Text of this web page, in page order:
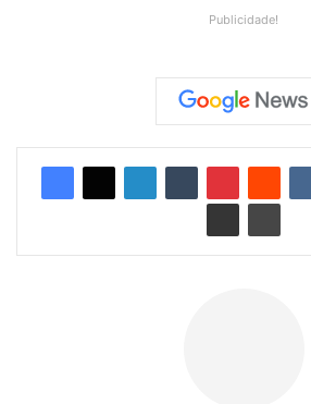
Publicidade!